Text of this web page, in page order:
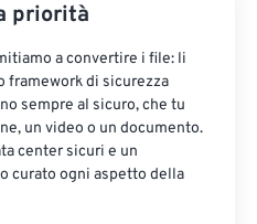
priorità
a convertire i file: li
framework di sicurezza
sempre al sicuro, che tu
un video o un documento.
center sicuri e un
curato ogni aspetto della